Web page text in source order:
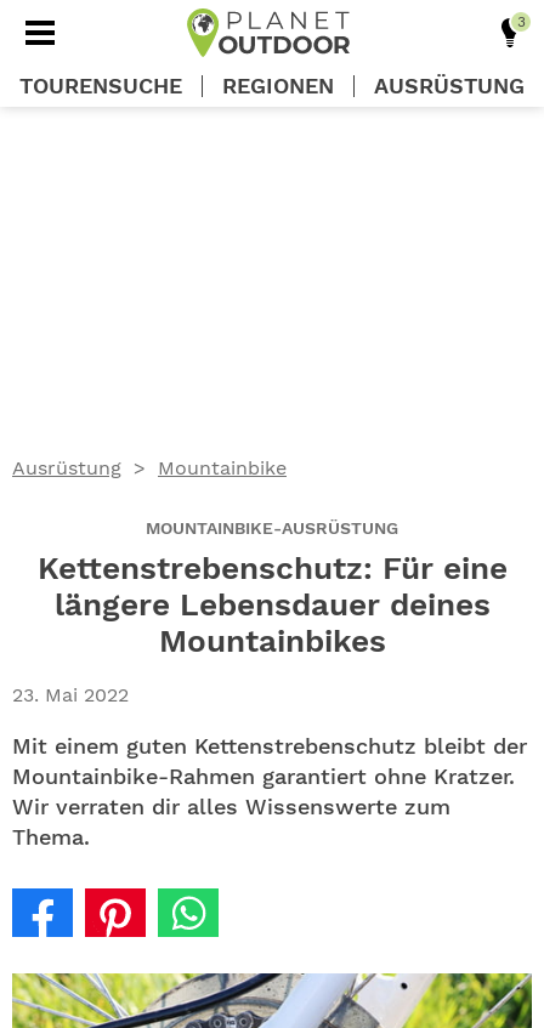
Ausrüstung Mountainbike
MOUNTAINBIKE-AUSRÜSTUNG
Kettenstrebenschutz: Für eine
längere Lebensdauer deines
Mountainbikes
23. Mai 2022
Mit einem guten Kettenstrebenschutz bleibt der
Mountainbike-Rahmen garantiert ohne Kratzer.
Wir verraten dir alles Wissenswerte zum
Thema.
TOURENSUCHE REGIONEN AUSRÜSTUNG
GEWINNEN
ALLE THEMEN
SHOP